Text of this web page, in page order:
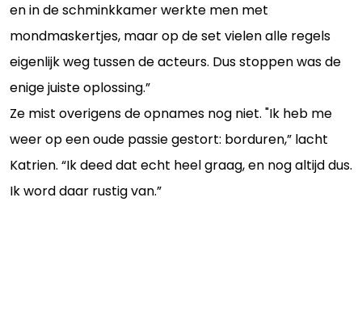
en in de schminkkamer werkte men met
mondmaskertjes, maar op de set vielen alle regels
eigenlijk weg tussen de acteurs. Dus stoppen was de
enige juiste oplossing.”
Ze mist overigens de opnames nog niet. "Ik heb me
weer op een oude passie gestort: borduren,” lacht
Katrien. “Ik deed dat echt heel graag, en nog altijd dus.
Ik word daar rustig van.”